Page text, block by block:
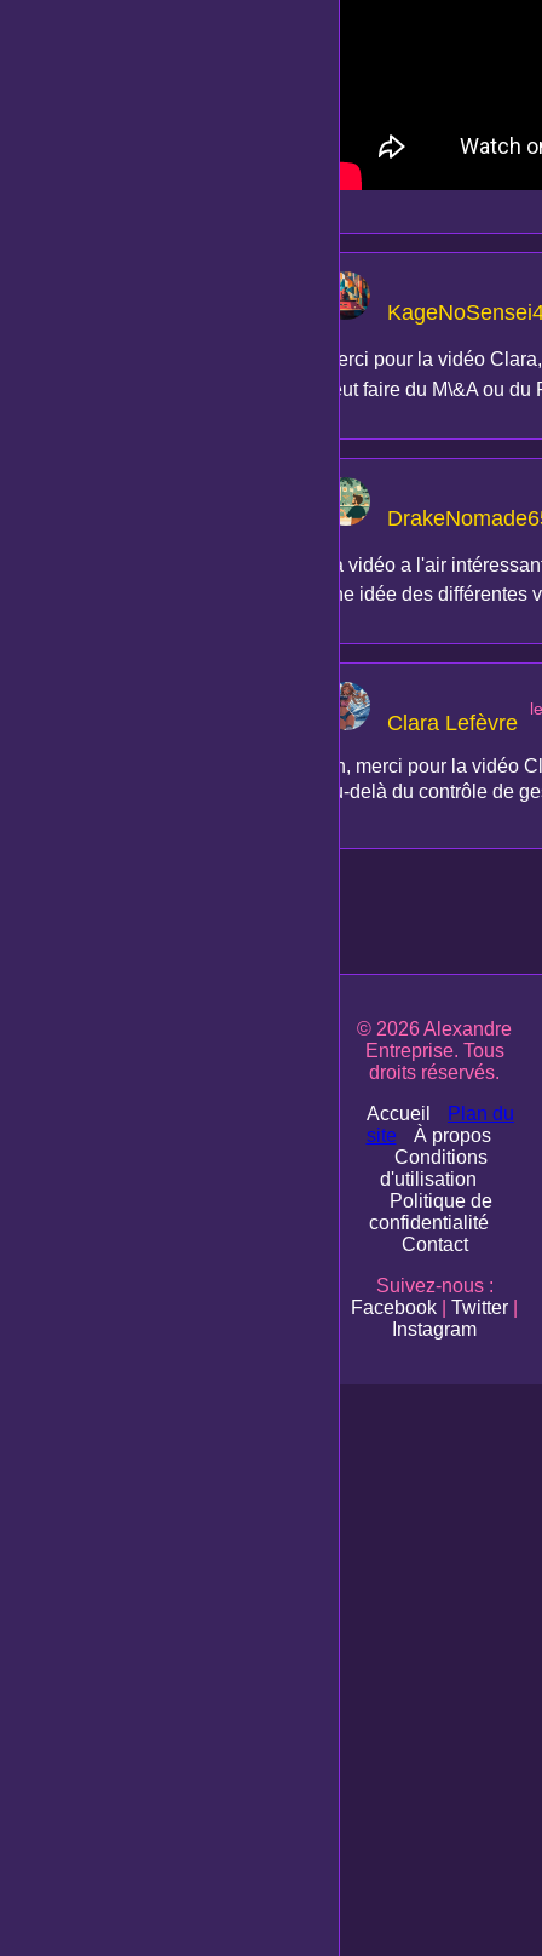
Merci pour la vidéo
veut faire du M\&A ou du
La vidéo a l'air
une idée des différentes
Clara Lefèvre
Ah, merci pour la vidéo
au-delà du contrôle de
© 2026 Alexandre
Entreprise. Tous
droits réservés.
Accueil
Plan du
site
À propos
Conditions
d'utilisation
Politique de
confidentialité
Contact
Suivez-nous :
Facebook
Twitter
Instagram